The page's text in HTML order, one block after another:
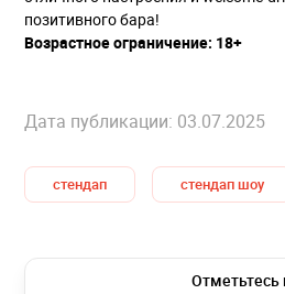
позитивного бара!
Возрастное ограничение: 18+
Дата публикации: 03.07.2025
стендап стендап шоу
Отметьтесь